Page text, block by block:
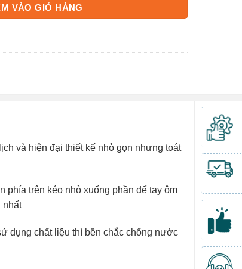
VÀO GIỎ HÀNG
và hiện đại thiết kế nhỏ gọn nhưng toát
phía trên kéo nhỏ xuống phần để tay ôm
nhất
dụng chất liệu thì bền chắc chống nước